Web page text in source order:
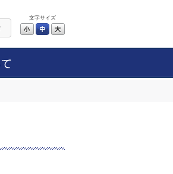
文字サイズ
小 中